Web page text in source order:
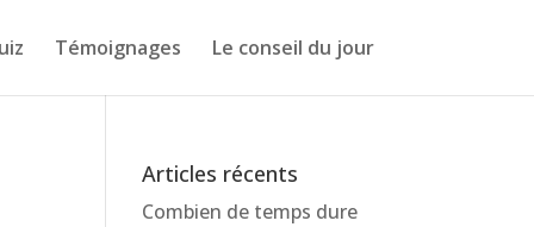
Témoignages Le conseil du jour
Articles récents
Combien de temps dure